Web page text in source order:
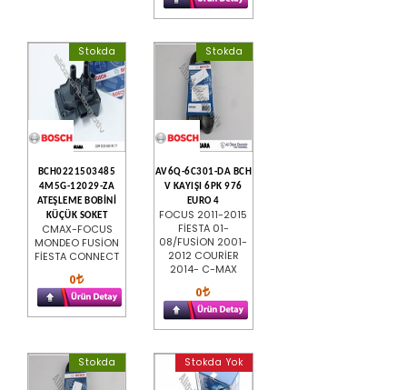
Stokda
BCH0221503485
4M5G-12029-ZA
ATEŞLEME BOBİNİ
KÜÇÜK SOKET
CMAX-FOCUS
MONDEO FUSİON
FİESTA CONNECT
0
Stokda
AV6Q-6C301-DA BCH
V KAYIŞI 6PK 976
EURO 4
FOCUS 2011-2015
FİESTA 01-
08/FUSİON 2001-
2012 COURİER
2014- C-MAX
0
Stokda Stokda Yok